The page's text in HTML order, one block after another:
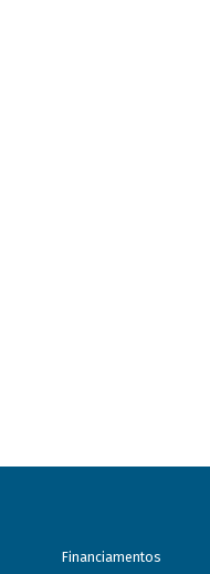
Financiamentos